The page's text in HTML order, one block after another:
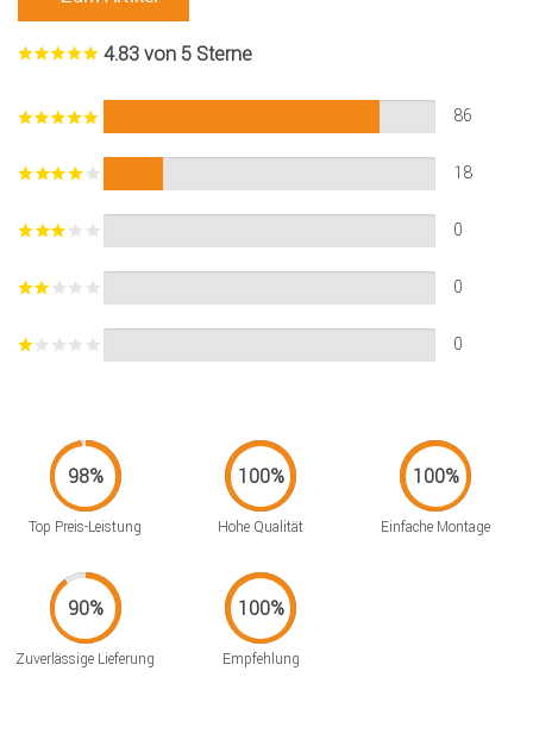
4.83 von 5 Sterne
86
18
0
0
0
Top Preis-Leistung Hohe Qualität Einfache Montage
Zuverlässige Lieferung Empfehlung